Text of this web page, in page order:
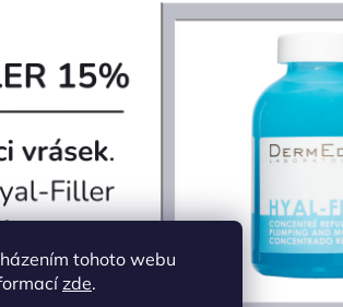
tohoto webu
zde.